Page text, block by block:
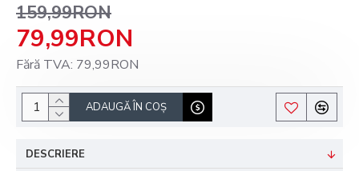
79,99RON
159,99RON
Fără TVA: 79,99RON
ADAUGĂ ÎN COŞ
DESCRIERE